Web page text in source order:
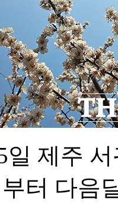
일 제주
터 다음